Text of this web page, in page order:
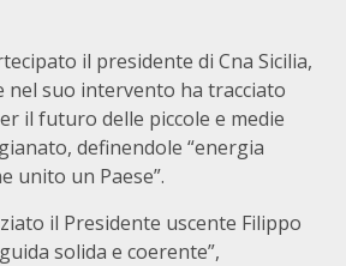
il presidente di Cna Sicilia,
nel suo intervento ha tracciato
il futuro delle piccole e medie
definendole “energia
unito un Paese”.
il Presidente uscente Filippo
solida e coerente”,